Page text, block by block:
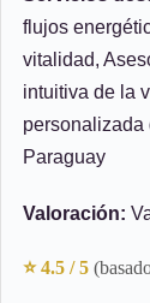
flujos
vitalidad,
intuitiva de la
personalizada
Paraguay
Valoración:
⭐ 4.5 / 5